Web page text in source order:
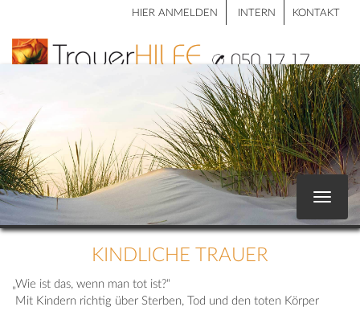
HIER ANMELDEN INTERN KONTAKT
Toggle
KINDLICHE TRAUER
„Wie ist das, wenn man tot ist?“
Mit Kindern richtig über Sterben, Tod und den toten Körper